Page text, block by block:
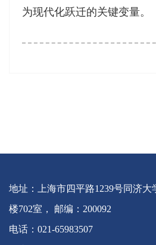
为现代化跃迁的关键变量。
地址：上海市四平路1239号同济
楼702室， 邮编：200092
电话：021-65983507